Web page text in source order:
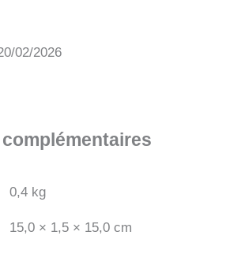
02/2026
0,4 kg
15,0 × 1,5 × 15,0 cm